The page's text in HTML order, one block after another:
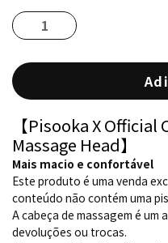
【Pisooka X
Massage Head】
Mais macio e confortável
Este produto é uma venda
conteúdo não contém uma
A cabeça de massagem é
devoluções ou trocas.